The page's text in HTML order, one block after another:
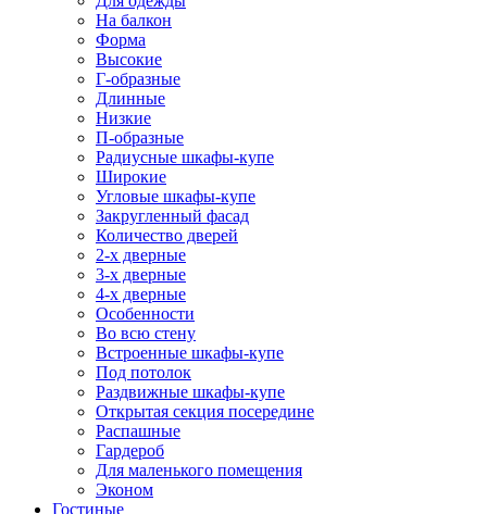
На балкон
Форма
Высокие
Г-образные
Длинные
Низкие
П-образные
Радиусные шкафы-купе
Широкие
Угловые шкафы-купе
Закругленный фасад
Количество дверей
2-х дверные
3-х дверные
4-х дверные
Особенности
Во всю стену
Встроенные шкафы-купе
Под потолок
Раздвижные шкафы-купе
Открытая секция посередине
Распашные
Гардероб
Для маленького помещения
Эконом
Гостиные